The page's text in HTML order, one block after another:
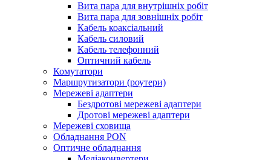
Вита пара для внутрішніх робіт
Вита пара для зовнішніх робіт
Кабель коаксіальний
Кабель силовий
Кабель телефонний
Оптичний кабель
Комутатори
Маршрутизатори (роутери)
Мережеві адаптери
Бездротові мережеві адаптери
Дротові мережеві адаптери
Мережеві сховища
Обладнання PON
Оптичне обладнання